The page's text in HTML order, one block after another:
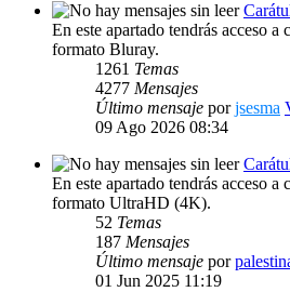
En este apartado tendrás acceso a
formato Bluray.
1261 Temas
4277 Mensajes
Último mensaje porjsesma
09 Ago 2026 08:34
En este apartado tendrás acceso a
formato UltraHD (4K).
52 Temas
187 Mensajes
Último mensaje por
01 Jun 2025 11:19